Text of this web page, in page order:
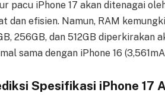
pacu iPhone 17 akan ditenagai
dan efisien. Namun, RAM
256GB, dan 512GB
sama dengan iPhone 16
Spesifikasi iPhone 17